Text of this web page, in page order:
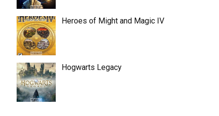
Heroes of Might and Magic IV
Hogwarts Legacy